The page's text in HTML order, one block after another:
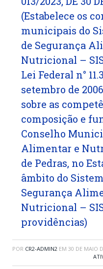
(Estabelece os
municipais do
de Segurança
Nutricional –
Lei Federal n°
setembro de
sobre as
composição e
Conselho
Alimentar e
de Pedras, no
âmbito do
Segurança
Nutricional –
providências)
POR CR2-ADMIN2 EM 30 DE MAIO